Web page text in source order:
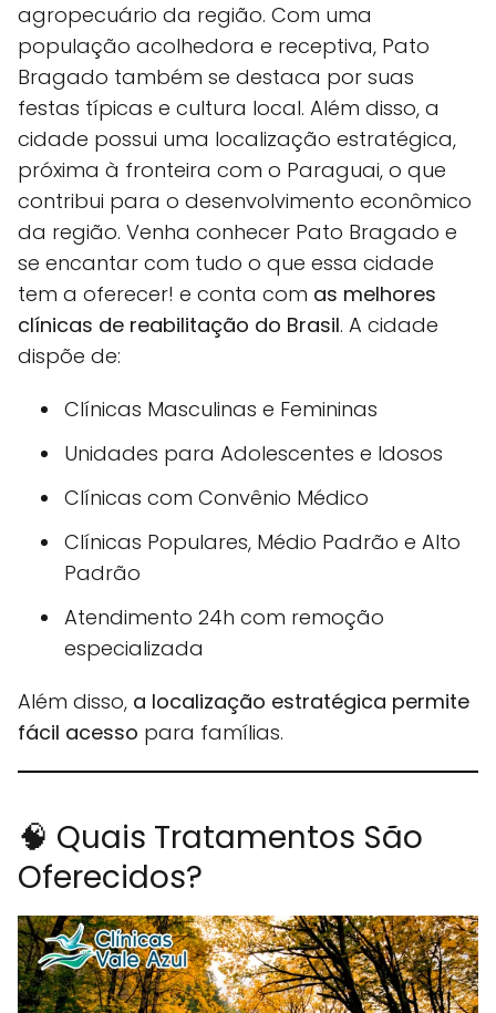
agropecuário da região. Com uma
população acolhedora e receptiva, Pato
Bragado também se destaca por suas
festas típicas e cultura local. Além disso, a
cidade possui uma localização estratégica,
próxima à fronteira com o Paraguai, o que
contribui para o desenvolvimento econômico
da região. Venha conhecer Pato Bragado e
se encantar com tudo o que essa cidade
tem a oferecer! e conta com as melhores
clínicas de reabilitação do Brasil. A cidade
dispõe de:
Clínicas Masculinas e Femininas
Unidades para Adolescentes e Idosos
Clínicas com Convênio Médico
Clínicas Populares, Médio Padrão e Alto
Padrão
Atendimento 24h com remoção
especializada
Além disso, a localização estratégica permite
fácil acesso para famílias.
🧠 Quais Tratamentos São
Oferecidos?